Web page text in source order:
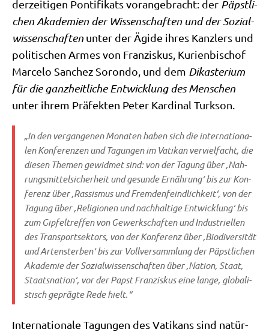
der­zei­ti­gen Pon­ti­fi­kats vor­an­ge­bracht: der Päpst­li­
chen Aka­de­mien der Wis­sen­schaf­ten und der Sozi­al­
wis­sen­schaf­ten unter der Ägi­de ihres Kanz­lers und
poli­ti­schen Armes von Fran­zis­kus, Kuri­en­bi­schof
Mar­ce­lo Sanchez Sor­on­do, und dem Dik­aste­ri­um
für die ganz­heit­li­che Ent­wick­lung des Men­schen
unter ihrem Prä­fek­ten Peter Kar­di­nal Turkson.
„In den ver­gan­ge­nen Mona­ten haben sich die inter­na­tio­na­
len Kon­fe­ren­zen und Tagun­gen im Vati­kan ver­viel­facht, die
die­sen The­men gewid­met sind: von der Tagung über ‚Nah­
rungs­mit­tel­si­cher­heit und gesun­de Ernäh­rung‘ bis zur Kon­
fe­renz über ‚Ras­sis­mus und Frem­den­feind­lich­keit‘, von der
Tagung über ‚Reli­gio­nen und nach­hal­ti­ge Ent­wick­lung‘ bis
zum Gip­fel­tref­fen von Gewerk­schaf­ten und Indu­stri­el­len
des Trans­port­sek­tors, von der Kon­fe­renz über ‚Bio­di­ver­si­tät
und Arten­ster­ben‘ bis zur Voll­ver­samm­lung derPäpst­li­chen
Aka­de­mie der Sozi­al­wis­sen­schaf­tenüber ‚Nati­on, Staat,
Staats­na­ti­on‘, vor der Papst Fran­zis­kus eine lan­ge, glo­ba­li­
stisch gepräg­te Rede hielt.“
Inter­na­tio­na­le Tagun­gen des Vati­kans sind natür­